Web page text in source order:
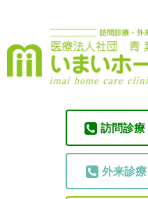
訪問診療
外来診療